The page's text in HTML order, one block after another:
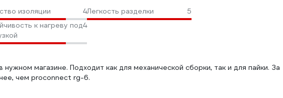
изоляции 4Легкость разделки
5
к нагреву под4
магазине. Подходит как для механической сборки, так и для пайки. За
чем proconnect rg-6.